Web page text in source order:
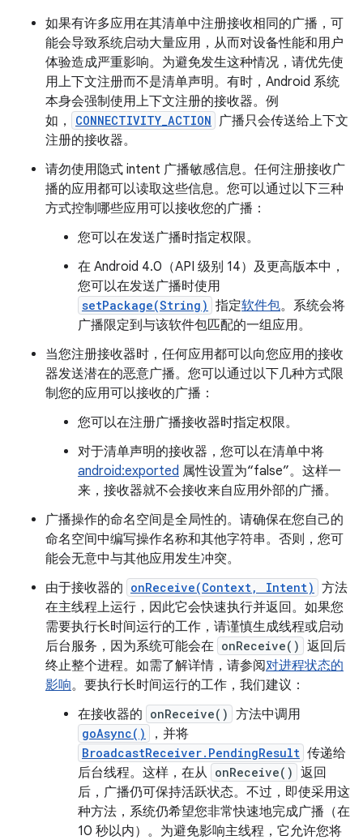
如果有许多应用在其清单中注册接收相同的广播，可
能会导致系统启动大量应用，从而对设备性能和用户
体验造成严重影响。为避免发生这种情况，请优先使
用上下文注册而不是清单声明。有时，Android 系统
本身会强制使用上下文注册的接收器。例
如，
CONNECTIVITY_ACTION 广播只会传送给上下文
注册的接收器。
请勿使用隐式 intent 广播敏感信息。任何注册接收广
播的应用都可以读取这些信息。您可以通过以下三种
方式控制哪些应用可以接收您的广播：
您可以在发送广播时指定权限。
在 Android 4.0（API 级别 14）及更高版本中，
您可以在发送广播时使用
setPackage(String) 指定软件包。系统会将
广播限定到与该软件包匹配的一组应用。
当您注册接收器时，任何应用都可以向您应用的接收
器发送潜在的恶意广播。您可以通过以下几种方式限
制您的应用可以接收的广播：
您可以在注册广播接收器时指定权限。
对于清单声明的接收器，您可以在清单中将
android:exported 属性设置为“false”。这样一
来，接收器就不会接收来自应用外部的广播。
广播操作的命名空间是全局性的。请确保在您自己的
命名空间中编写操作名称和其他字符串。否则，您可
能会无意中与其他应用发生冲突。
由于接收器的 onReceive(Context, Intent) 方法
在主线程上运行，因此它会快速执行并返回。如果您
需要执行长时间运行的工作，请谨慎生成线程或启动
后台服务，因为系统可能会在 onReceive() 返回后
终止整个进程。如需了解详情，请参阅对进程状态的
影响。要执行长时间运行的工作，我们建议：
在接收器的 onReceive() 方法中调用
goAsync() ，并将
BroadcastReceiver.PendingResult 传递给
后台线程。这样，在从 onReceive() 返回
后，广播仍可保持活跃状态。不过，即使采用这
种方法，系统仍希望您非常快速地完成广播（在
10 秒以内）。为避免影响主线程，它允许您将